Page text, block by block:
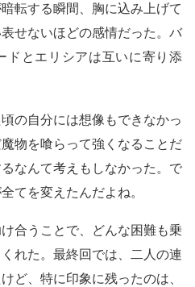
転する瞬間、胸に込み上げて
せないほどの感情だった。バ
ドとエリシアは互いに寄り添
の自分には想像もできなかっ
物を喰らって強くなることだ
なんて考えもしなかった。で
てを変えたんだよね。
合うことで、どんな困難も乗
れた。最終回では、二人の連
ど、特に印象に残ったのは、